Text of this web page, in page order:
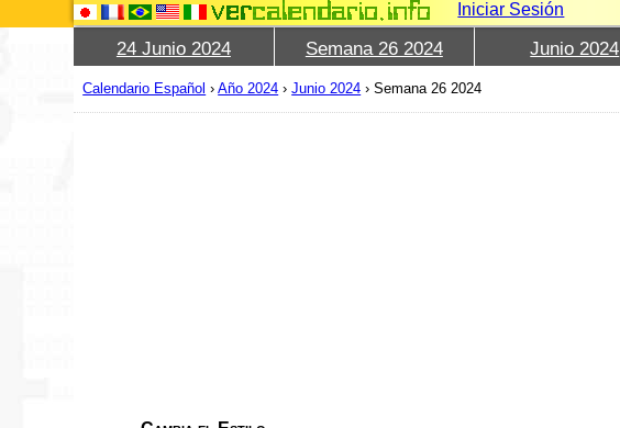
Iniciar Sesión
24 Junio 2024 Semana 26 2024 Junio 2024
Calendario Español ›Año 2024 ›Junio 2024 ›Semana 26 2024